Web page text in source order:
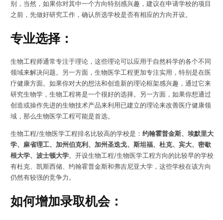
别，当然，如果你对其中一个方向特别感兴趣，建议在申请学校的项目
之前，先做好研究工作，确认所选学校是否有相应的方向开设。
专业选择：
生物工程师通常专注于理论，这些理论可以应用于自然科学的各个不同
领域来解决问题。另一方面，生物医学工程更加专注实用，特别是在医
疗健康方面。如果你对大的想法和创造新的理论框架感兴趣，通过它来
研究生物学，生物工程将是一个很好的选择。另一方面，如果你想通过
创造或操作先进的生物技术产品来利用已建立的理论来改善医疗健康领
域，那么生物医学工程可能是首选。
生物工程/生物医学工程排名比较高的学校是： 约翰霍普金斯、埃默里大
学、麻省理工、加州伯克利、加州圣迭戈、斯坦福、杜克、宾大、密歇
根大学、波士顿大学。开设生物工程/生物医学工程方向的比较早的学校
有杜克、凯斯西储、约翰霍普金斯和弗吉尼亚大学，这些学校在该方向
仍然有较强的竞争力。
如何增加录取机会：